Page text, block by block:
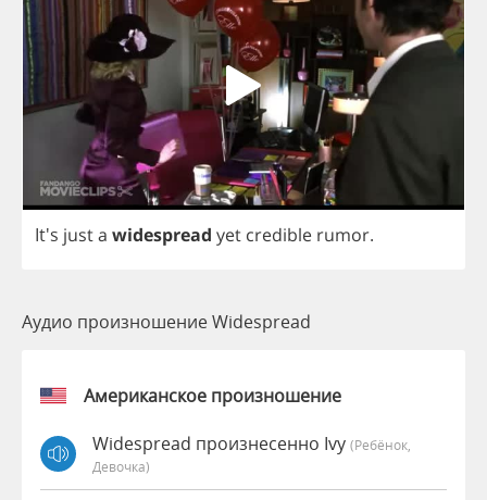
It's justa widespread yet credible rumor.
Аудио произношение Widespread
Американское произношение
Widespread произнесенно Ivy (Ребёнок,
Девочка)